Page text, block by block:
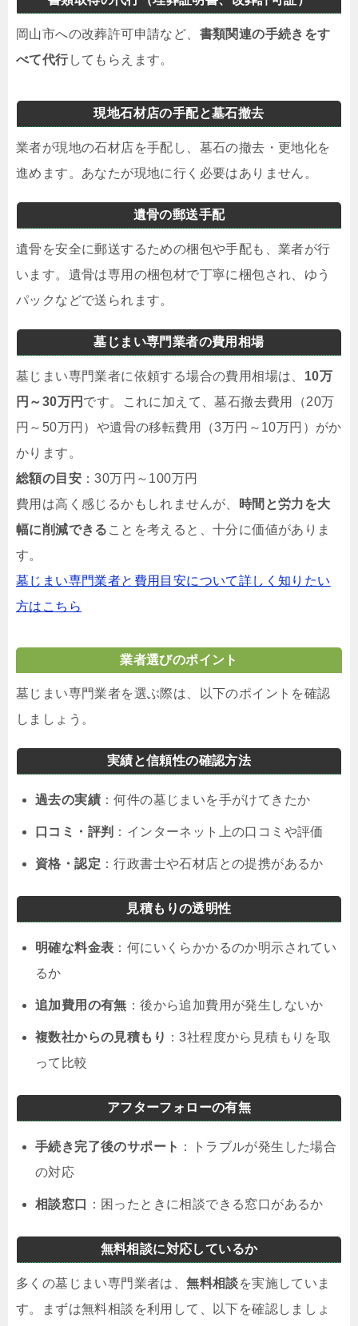
岡山市への改葬許可申請など、 書類関連の手続きをす
べて代行してもらえます。
現地石材店の手配と墓石撤去
業者が現地の石材店を手配し、墓石の撤去・更地化を
進めます。あなたが現地に行く必要はありません。
遺骨の郵送手配
遺骨を安全に郵送するための梱包や手配も、業者が行
います。遺骨は専用の梱包材で丁寧に梱包され、ゆう
パックなどで送られます。
墓じまい専門業者の費用相場
墓じまい専門業者に依頼する場合の費用相場は、 10万
円～30万円 です。これに加えて、墓石撤去費用（20万
円～50万円）や遺骨の移転費用（3万円～10万円）がか
かります。
総額の目安 ：30万円～100万円
費用は高く感じるかもしれませんが、
時間と労力を大
幅に削減できる ことを考えると、十分に価値がありま
す。
墓じまい専門業者と費用目安について詳しく知りたい
方はこちら
業者選びのポイント
墓じまい専門業者を選ぶ際は、以下のポイントを確認
しましょう。
実績と信頼性の確認方法
過去の実績 ：何件の墓じまいを手がけてきたか
口コミ・評判 ：インターネット上の口コミや評価
資格・認定 ：行政書士や石材店との提携があるか
見積もりの透明性
明確な料金表 ：何にいくらかかるのか明示されてい
るか
追加費用の有無 ：後から追加費用が発生しないか
複数社からの見積もり ：3社程度から見積もりを取
って比較
アフターフォローの有無
手続き完了後のサポート ：トラブルが発生した場合
の対応
相談窓口 ：困ったときに相談できる窓口があるか
無料相談に対応しているか
多くの墓じまい専門業者は、無料相談を実施していま
す。まずは無料相談を利用して、以下を確認しましょ